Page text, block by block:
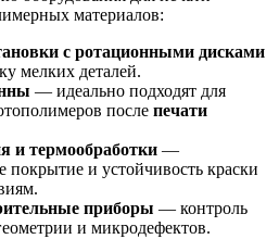
материалов:
с ротационными дисками
мелких деталей.
— идеально подходят для
после печати
и термообработки —
покрытие и устойчивость краски
приборы — контроль
и микродефектов.